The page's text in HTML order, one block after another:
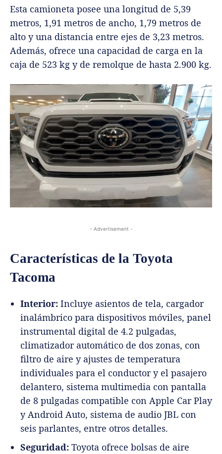
Esta camioneta posee una longitud de 5,39
metros, 1,91 metros de ancho, 1,79 metros de
alto y una distancia entre ejes de 3,23 metros.
Además, ofrece una capacidad de carga en la
caja de 523 kg y de remolque de hasta 2.900 kg.
- Advertisement -
Características de la Toyota
Tacoma
Interior: Incluye asientos de tela, cargador
inalámbrico para dispositivos móviles, panel
instrumental digital de 4.2 pulgadas,
climatizador automático de dos zonas, con
filtro de aire y ajustes de temperatura
individuales para el conductor y el pasajero
delantero, sistema multimedia con pantalla
de 8 pulgadas compatible con Apple Car Play
y Android Auto, sistema de audio JBL con
seis parlantes, entre otros detalles.
Seguridad: Toyota ofrece bolsas de aire